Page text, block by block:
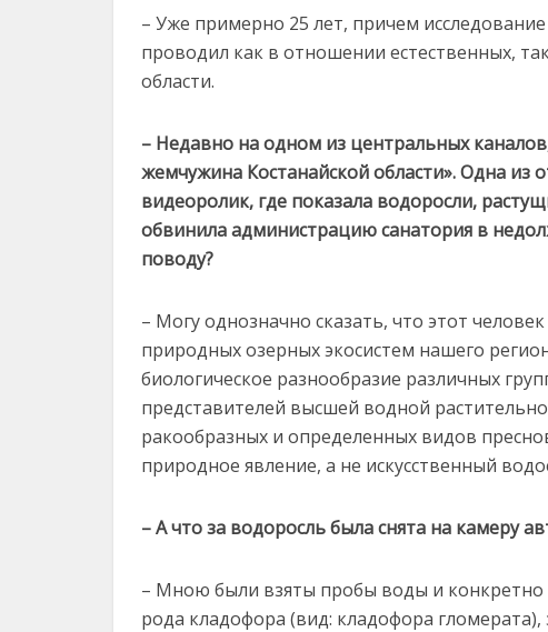
– Уже примерно 25 лет, причем
проводил как в отношении естественных,
области.
– Недавно на одном из центральных
жемчужина Костанайской области». Одна из
видеоролик, где показала водоросли,
обвинила администрацию санатория в
поводу?
– Могу однозначно сказать, что этот
природных озерных экосистем нашего
биологическое разнообразие различных
представителей высшей водной
ракообразных и определенных видов
природное явление, а не искусственный
– А что за водоросль была снята на камеру
– Мною были взяты пробы воды и конкретно
рода кладофора (вид: кладофора